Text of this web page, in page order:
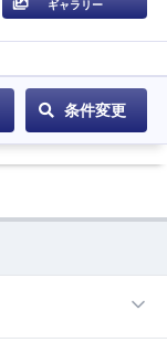
ギャラリー
条件変更